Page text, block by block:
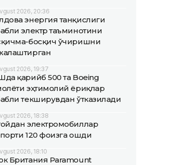
2026, 20:36
энергия танқислиги
электр таъминотини
босқич ўчиришни
2026, 19:37
қарийб 500 та Boeing
эҳтимолий ёриқлар
текширувдан ўтказилади
2026, 18:38
электромобиллар
120 фоизга ошди
2026, 18:10
Британия Paramount